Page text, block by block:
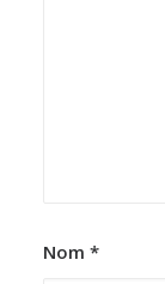
Nom *